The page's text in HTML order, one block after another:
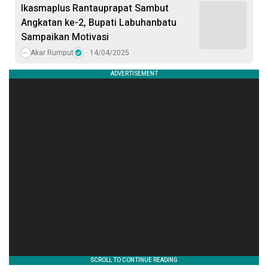
Ikasmaplus Rantauprapat Sambut
Angkatan ke-2, Bupati Labuhanbatu
Sampaikan Motivasi
Akar Rumput 14/04/2025